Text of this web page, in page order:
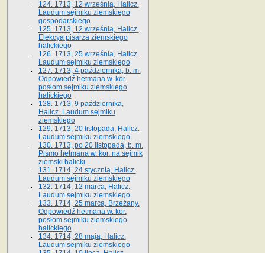
124. 1713, 12 września, Halicz.
Laudum sejmiku ziemskiego
gospodarskiego
125. 1713, 12 września, Halicz.
Elekcya pisarza ziemskiego
halickiego
126. 1713, 25 września, Halicz.
Laudum sejmiku ziemskiego
127. 1713, 4 października, b. m.
Odpowiedź hetmana w. kor.
posłom sejmiku ziemskiego
halickiego
128. 1713, 9 października,
Halicz. Laudum sejmiku
ziemskiego
129. 1713, 20 listopada, Halicz.
Laudum sejmiku ziemskiego
130. 1713, po 20 listopada, b. m.
Pismo hetmana w. kor. na sejmik
ziemski halicki
131. 1714, 24 stycznia, Halicz.
Laudum sejmiku ziemskiego
132. 1714, 12 marca, Halicz.
Laudum sejmiku ziemskiego
133. 1714, 25 marca, Brzeżany.
Odpowiedź hetmana w. kor.
posłom sejmiku ziemskiego
halickiego
134. 1714, 28 maja, Halicz.
Laudum sejmiku ziemskiego